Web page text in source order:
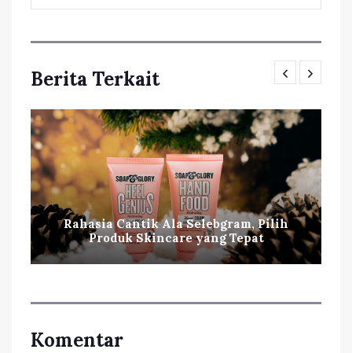
Berita Terkait
Rahasia Cantik Ala Selebgram, Pilih
Produk Skincare yang Tepat
Komentar